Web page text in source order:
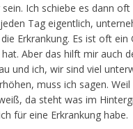
Ich schiebe es dann oft
Tag eigentlich,
Erkrankung. Es ist oft ein
Aber das hilft mir auch
und ich, wir sind viel
muss ich sagen.
da steht was im
für eine Erkrankung habe.